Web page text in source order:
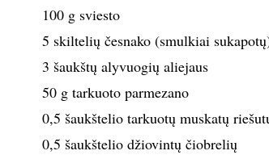
100 g sviesto
5 skiltelių česnako (smulkiai
3 šaukštų alyvuogių aliejaus
50 g tarkuoto parmezano
0,5 šaukštelio tarkuotų muskatų
0,5 šaukštelio džiovintų čiobrelių